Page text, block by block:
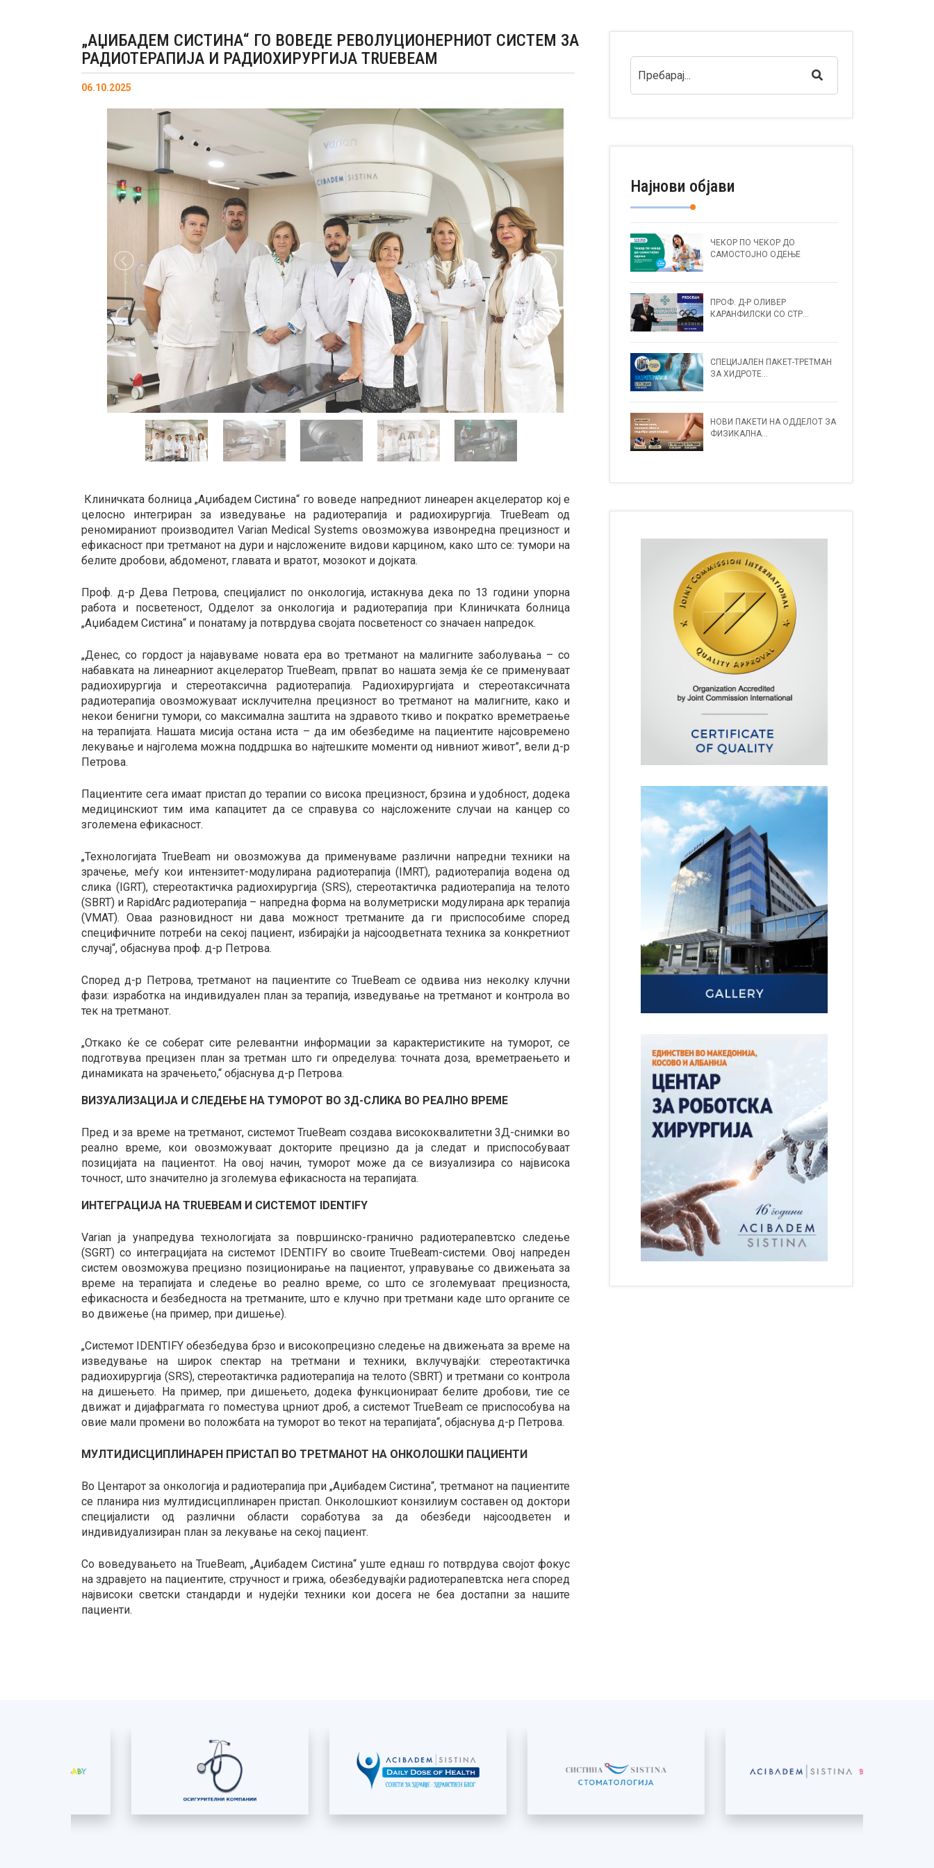
„АЏИБАДЕМ СИСТИНА“ ГО ВОВЕДЕ РЕВОЛУЦИОНЕРНИОТ СИСТЕМ ЗА
РАДИОТЕРАПИЈА И РАДИОХИРУРГИЈА TRUEBEAM
06.10.2025
Клиничката болница „Аџибадем Систина“ го воведе напредниот линеарен акцелератор кој е
целосно интегриран за изведување на радиотерапија и радиохирургија. TrueBeam од
реномираниот производител Varian Medical Systems овозможува извонредна прецизност и
ефикасност при третманот на дури и најсложените видови карцином, како што се: тумори на
белите дробови, абдоменот, главата и вратот, мозокот и дојката.
Проф. д-р Дева Петрова, специјалист по онкологија, истакнува дека по 13 години упорна
работа и посветеност, Одделот за онкологија и радиотерапија при Клиничката болница
„Аџибадем Систина“ и понатаму ја потврдува својата посветеност со значаен напредок.
„Денес, со гордост ја најавуваме новата ера во третманот на малигните заболувања – со
набавката на линеарниот акцелератор TrueBeam, првпат во нашата земја ќе се применуваат
радиохирургија и стереотаксична радиотерапија. Радиохирургијата и стереотаксичната
радиотерапија овозможуваат исклучителна прецизност во третманот на малигните, како и
некои бенигни тумори, со максимална заштита на здравото ткиво и пократко времетраење
на терапијата. Нашата мисија остана иста – да им обезбедиме на пациентите најсовремено
лекување и најголема можна поддршка во најтешките моменти од нивниот живот”, вели д-р
Петрова.
Пациентите сега имаат пристап до терапии со висока прецизност, брзина и удобност, додека
медицинскиот тим има капацитет да се справува со најсложените случаи на канцер со
зголемена ефикасност.
„Технологијата TrueBeam ни овозможува да применуваме различни напредни техники на
зрачење, меѓу кои интензитет-модулирана радиотерапија (IMRT), радиотерапија водена од
слика (IGRT), стереотактичка радиохирургија (SRS), стереотактичка радиотерапија на телото
(SBRT) и RapidArc радиотерапија – напредна форма на волуметриски модулирана aрк терапија
(VMAT). Оваа разновидност ни дава можност третманите да ги приспособиме според
специфичните потреби на секој пациент, избирајќи ја најсоодветната техника за конкретниот
случај“, објаснува проф. д-р Петрова.
Според д-р Петрова, третманот на пациентите со TrueBeam се одвива низ неколку клучни
фази: изработка на индивидуален план за терапија, изведување на третманот и контрола во
тек на третманот.
„Откако ќе се соберат сите релевантни информации за карактеристиките на туморот, се
подготвува прецизен план за третман што ги определува: точната доза, времетраењето и
динамиката на зрачењето,“ објаснува д-р Петрова.
ВИЗУАЛИЗАЦИЈА И СЛЕДЕЊЕ НА ТУМОРОТ ВО 3Д-СЛИКА ВО РЕАЛНО ВРЕМЕ
Пред и за време на третманот, системот TrueBeam создава висококвалитетни 3Д-снимки во
реално време, кои овозможуваат докторите прецизно да ја следат и приспособуваат
позицијата на пациентот. На овој начин, туморот може да се визуализира со највисока
точност, што значително ја зголемува ефикасноста на терапијата.
ИНТЕГРАЦИЈА НА TRUEBEAM И СИСТЕМОТ IDENTIFY
Varian ја унапредува технологијата за површинско-гранично радиотерапевтско следење
(SGRT) со интеграцијата на системот IDENTIFY во своите TrueBeam-системи. Овој напреден
систем овозможува прецизно позиционирање на пациентот, управување со движењата за
време на терапијата и следење во реално време, со што се зголемуваат прецизноста,
ефикасноста и безбедноста на третманите, што е клучно при третмани каде што органите се
во движење (на пример, при дишење).
„Системот IDENTIFY обезбедува брзо и високопрецизно следење на движењата за време на
изведување на широк спектар на третмани и техники, вклучувајќи: стереотактичка
радиохирургија (SRS), стереотактичка радиотерапија на телото (SBRT) и третмани со контрола
на дишењето. На пример, при дишењето, додека функционираат белите дробови, тие се
движат и дијафрагмата го поместува црниот дроб, а системот TrueBeam се приспособува на
овие мали промени во положбата на туморот во текот на терапијата“, објаснува д-р Петрова.
МУЛТИДИСЦИПЛИНАРЕН ПРИСТАП ВО ТРЕТМАНОТ НА ОНКОЛОШКИ ПАЦИЕНТИ
Во Центарот за онкологија и радиотерапија при „Аџибадем Систина“, третманот на пациентите
се планира низ мултидисциплинарен пристап. Онколошкиот конзилиум составен од доктори
специјалисти од различни области соработува за да обезбеди најсоодветен и
индивидуализиран план за лекување на секој пациент.
Со воведувањето на TrueBeam, „Аџибадем Систина“ уште еднаш го потврдува својот фокус
на здравјето на пациентите, стручност и грижа, обезбедувајќи радиотерапевтска нега според
највисоки светски стандарди и нудејќи техники кои досега не беа достапни за нашите
пациенти.
Најнови објави
ЧЕКОР ПО ЧЕКОР ДО
САМОСТОЈНО ОДЕЊЕ
ПРОФ. Д-Р ОЛИВЕР
КАРАНФИЛСКИ СО СТР...
СПЕЦИЈАЛЕН ПАКЕТ-ТРЕТМАН
ЗА ХИДРОТЕ...
НОВИ ПАКЕТИ НА ОДДЕЛОТ ЗА
ФИЗИКАЛНА...